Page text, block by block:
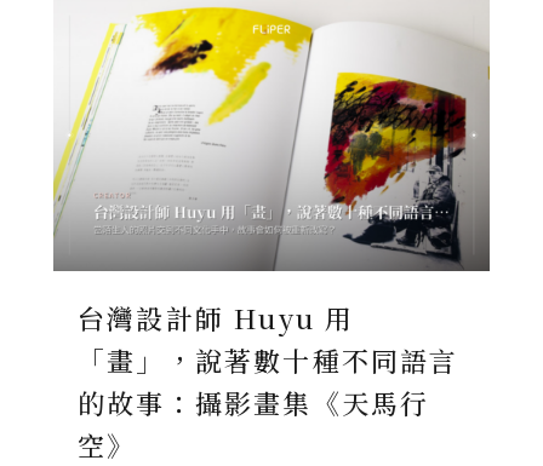
台灣設計師 Huyu 用
「畫」，說著數十種不同語言
的故事：攝影畫集《天馬行
空》